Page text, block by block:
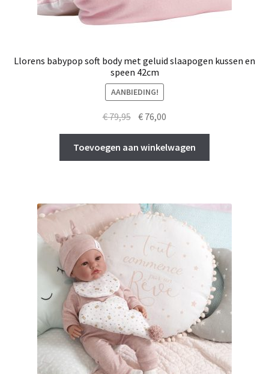
Llorens babypop soft body met geluid slaapogen kussen en
speen 42cm
AANBIEDING!
€79,95 Oorspronkelijke
prijs
was:
€ 79,95.
€ 76,00
prijs
is:
€ 76,00.
Toevoegen aan winkelwagen